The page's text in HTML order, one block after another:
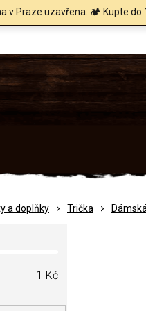
v Praze uzavřena. 🏕️ Kupte
a doplňky Trička Dámská
1 Kč